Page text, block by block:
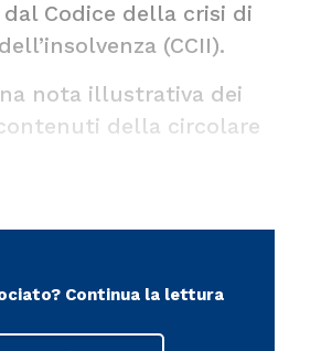
Codice della crisi di
(CCII).
nota illustrativa dei
della circolare
Continua la lettura